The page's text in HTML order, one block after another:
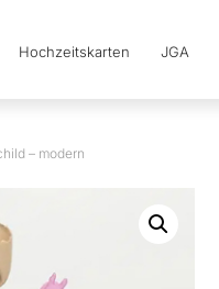
Hochzeitskarten JGA
– modern